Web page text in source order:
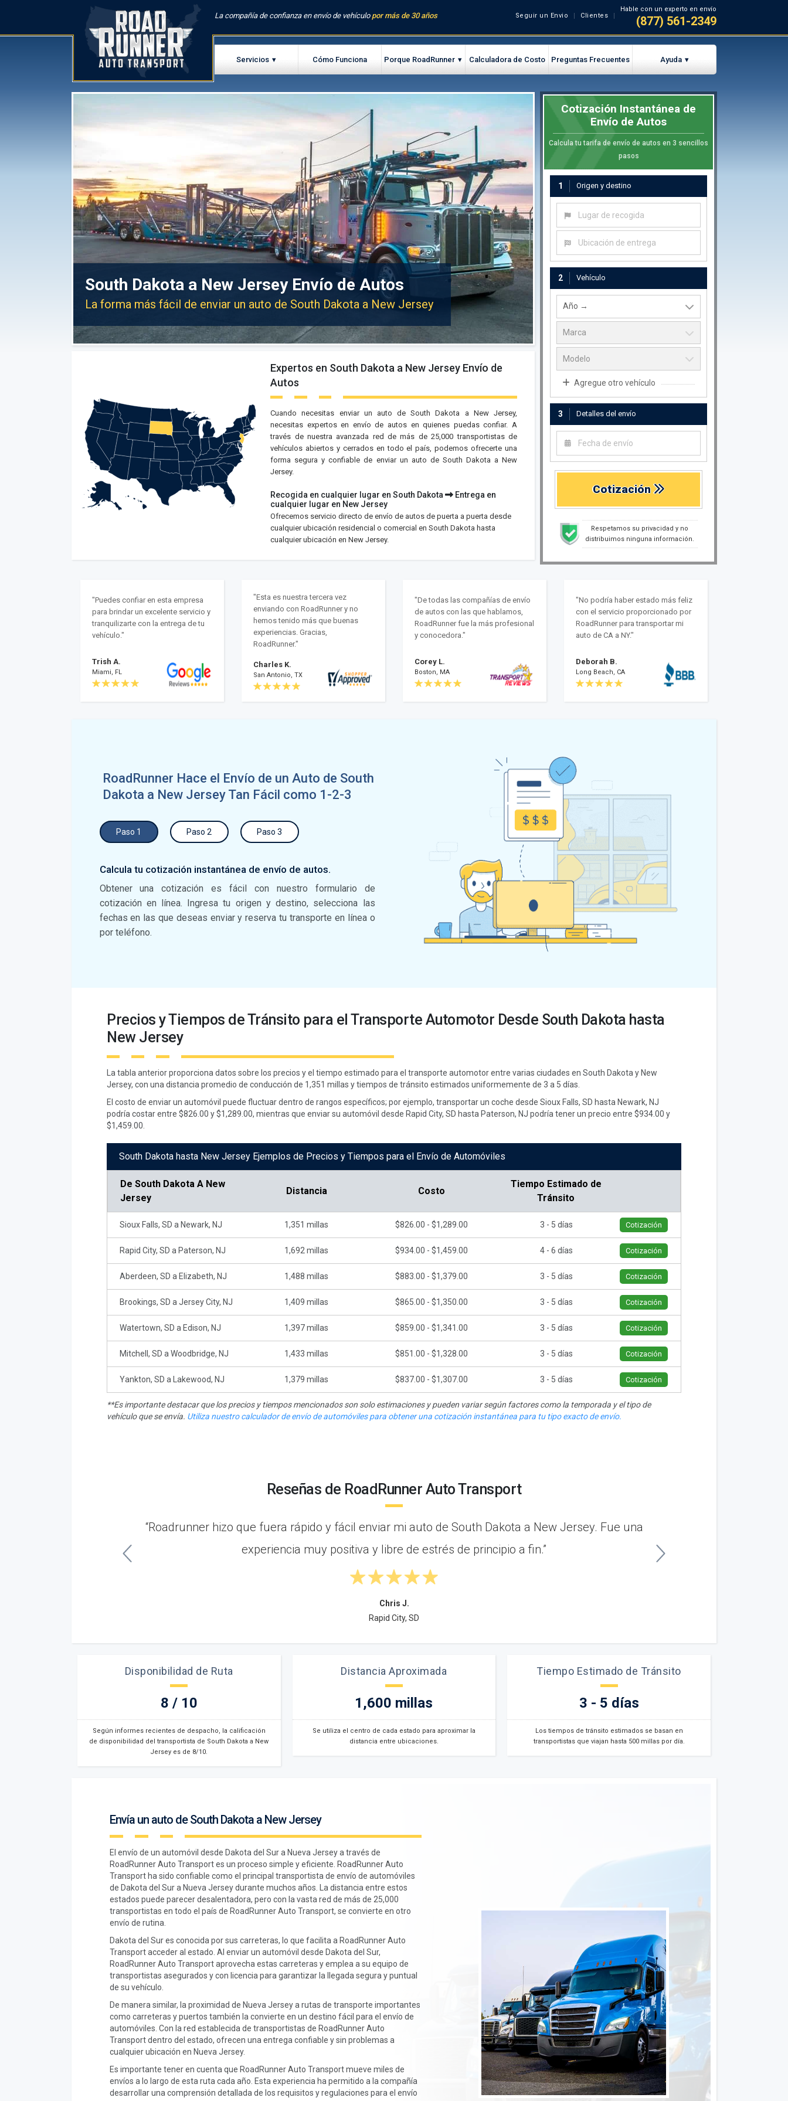
La compañía de confianza en envío de vehículopor más de 30 años Seguir un Envio Clientes
Hable con un experto en envío
(877) 561-2349
Servicios Cómo Funciona Porque RoadRunner Calculadora de Costo Preguntas Frecuentes Ayuda
South Dakota a New Jersey Envío de Autos
La forma más fácil de enviar un auto de South Dakota a New Jersey
Expertos en South Dakota a New Jersey Envío de
Autos
Cuando necesitas enviar un auto de South Dakota a New Jersey,
necesitas expertos en envío de autos en quienes puedas confiar. A
través de nuestra avanzada red de más de 25,000 transportistas de
vehículos abiertos y cerrados en todo el país, podemos ofrecerte una
forma segura y confiable de enviar un auto de South Dakota a New
Jersey.
Recogida en cualquier lugar en South Dakota
Entrega en
cualquier lugar en New Jersey
Ofrecemos servicio directo de envío de autos de puerta a puerta desde
cualquier ubicación residencial o comercial en South Dakota hasta
cualquier ubicación en New Jersey.
Cotización Instantánea de
Envío de Autos
Calcula tu tarifa de envío de autos en 3 sencillos
pasos
1 Origen y destino
Lugar de recogida
Ubicación de entrega
2 Vehículo
Agregue otro vehículo
3 Detalles del envío
Cotización
Respetamos su privacidad y no
distribuimos ninguna información.
"Puedes confiar en esta empresa
para brindar un excelente servicio y
tranquilizarte con la entrega de tu
vehículo."
Trish A.
Miami, FL
"Esta es nuestra tercera vez
enviando con RoadRunner y no
hemos tenido más que buenas
experiencias. Gracias,
RoadRunner."
Charles K.
San Antonio, TX
"De todas las compañías de envío
de autos con las que hablamos,
RoadRunner fue la más profesional
y conocedora."
Corey L.
Boston, MA
"No podría haber estado más feliz
con el servicio proporcionado por
RoadRunner para transportar mi
auto de CA a NY."
Deborah B.
Long Beach, CA
RoadRunner Hace el Envío de un Auto de South
Dakota a New Jersey Tan Fácil como 1-2-3
Paso 1 Paso 2 Paso 3
Calcula tu cotización instantánea de envío de autos.
Obtener una cotización es fácil con nuestro formulario de
cotización en línea. Ingresa tu origen y destino, selecciona las
fechas en las que deseas enviar y reserva tu transporte en línea o
por teléfono.
Precios y Tiempos de Tránsito para el Transporte Automotor Desde South Dakota hasta
New Jersey
La tabla anterior proporciona datos sobre los precios y el tiempo estimado para el transporte automotor entre varias ciudades en South Dakota y New
Jersey, con una distancia promedio de conducción de 1,351 millas y tiempos de tránsito estimados uniformemente de 3 a 5 días.
El costo de enviar un automóvil puede fluctuar dentro de rangos específicos; por ejemplo, transportar un coche desde Sioux Falls, SD hasta Newark, NJ
podría costar entre $826.00 y $1,289.00, mientras que enviar su automóvil desde Rapid City, SD hasta Paterson, NJ podría tener un precio entre $934.00 y
$1,459.00.
South Dakota hasta New Jersey Ejemplos de Precios y Tiempos para el Envío de Automóviles
De South Dakota A New
Jersey
Distancia Costo
Tiempo Estimado de
Tránsito
Sioux Falls, SD a Newark, NJ 1,351 millas $826.00 - $1,289.00 3 - 5 días Cotización
Rapid City, SD a Paterson, NJ 1,692 millas $934.00 - $1,459.00 4 - 6 días Cotización
Aberdeen, SD a Elizabeth, NJ 1,488 millas $883.00 - $1,379.00 3 - 5 días Cotización
Brookings, SD a Jersey City, NJ 1,409 millas $865.00 - $1,350.00 3 - 5 días Cotización
Watertown, SD a Edison, NJ 1,397millas $859.00 - $1,341.00 3 - 5 días Cotización
Mitchell, SD a Woodbridge, NJ 1,433 millas $851.00 - $1,328.00 3 - 5 días Cotización
Yankton, SD a Lakewood, NJ 1,379 millas $837.00 - $1,307.00 3 - 5 días Cotización
**Es importante destacar que los precios y tiempos mencionados son solo estimaciones y pueden variar según factores como la temporada y el tipo de
vehículo que se envía. Utiliza nuestro calculador de envío de automóviles para obtener una cotización instantánea para tu tipo exacto de envío.
Reseñas de RoadRunner Auto Transport
“Roadrunner hizo que fuera rápido y fácil enviar mi auto de South Dakota a New Jersey. Fue una
experiencia muy positiva y libre de estrés de principio a fin.”
Chris J.
Rapid City, SD
Disponibilidad de Ruta
8 / 10
Según informes recientes de despacho, la calificación
de disponibilidad del transportista de South Dakota a New
Jersey es de 8/10.
Distancia Aproximada
1,600 millas
Se utiliza el centro de cada estado para aproximar la
distancia entre ubicaciones.
Tiempo Estimado de Tránsito
3 - 5 días
Los tiempos de tránsito estimados se basan en
transportistas que viajan hasta 500 millas por día.
Envía un auto de South Dakota a New Jersey
El envío de un automóvil desde Dakota del Sur a Nueva Jersey a través de
RoadRunner Auto Transport es un proceso simple y eficiente. RoadRunner Auto
Transport ha sido confiable como el principal transportista de envío de automóviles
de Dakota del Sur a Nueva Jersey durante muchos años. La distancia entre estos
estados puede parecer desalentadora, pero con la vasta red de más de 25,000
transportistas en todo el país de RoadRunner Auto Transport, se convierte en otro
envío de rutina.
Dakota del Sur es conocida por sus carreteras, lo que facilita a RoadRunner Auto
Transport acceder al estado. Al enviar un automóvil desde Dakota del Sur,
RoadRunner Auto Transport aprovecha estas carreteras y emplea a su equipo de
transportistas asegurados y con licencia para garantizar la llegada segura y puntual
de su vehículo.
De manera similar, la proximidad de Nueva Jersey a rutas de transporte importantes
como carreteras y puertos también la convierte en un destino fácil para el envío de
automóviles. Con la red establecida de transportistas de RoadRunner Auto
Transport dentro del estado, ofrecen una entrega confiable y sin problemas a
cualquier ubicación en Nueva Jersey.
Es importante tener en cuenta que RoadRunner Auto Transport mueve miles de
envíos a lo largo de esta ruta cada año. Esta experiencia ha permitido a la compañía
desarrollar una comprensión detallada de los requisitos y regulaciones para el envío